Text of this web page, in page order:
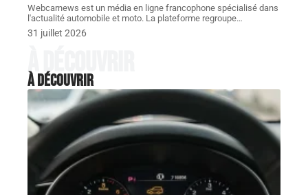
Webcarnews est un média en ligne francophone spécialisé dans
l'actualité automobile et moto. La plateforme regroupe…
31 juillet 2026
À découvrir
À découvrir